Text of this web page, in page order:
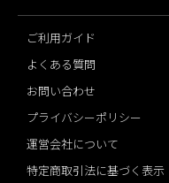
ご利用ガイド
よくある質問
お問い合わせ
プライバシーポリシー
運営会社について
特定商取引法に基づく表示